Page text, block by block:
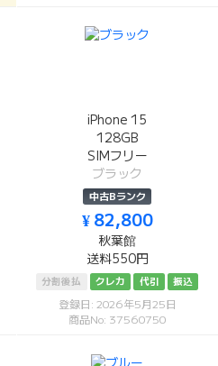
iPhone 15
128GB
SIMフリー
ブラック
中古Bランク
¥ 82,800
秋葉館
送料550円
分割後払 クレカ 代引 振込
登録日: 2026年5月25日
商品No: 37560750